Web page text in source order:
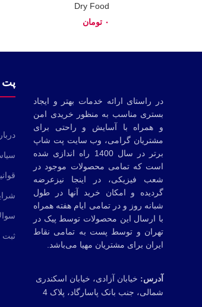
Dry Food
تومان
پت
در راستای ارائه خدمات بهتر و ایجاد
بستری مناسب به منظور خریدی امن
و همراه با آسایش و راحتی برای
مشتریان گرامی، وب سایت پت شاپ
برتر در سال 1400 راه اندازی شده
است که تمامی محصولات موجود در
شعب‌ فیزیکی، در اینجا نیزعرضه
گردیده و امکان خرید آنها در طول
شبانه روز و در تمامی ایام هفته همراه
با ارسال این محصولات توسط پیک در
تهران و توسط پست به تمامی‌ نقاط
ایران برای مشتریان مهیا می‌باشد.
آدرس: خیابان آزادی، خیابان اسکندری
شمالی، جنب بانک پاسارگاد، پلاک 4